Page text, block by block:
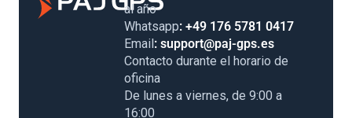
al año
Whatsapp: +49 176 5781 0417
Email: support@paj-gps.es
Contacto durante el horario de
oficina
De lunes a viernes, de 9:00 a
16:00